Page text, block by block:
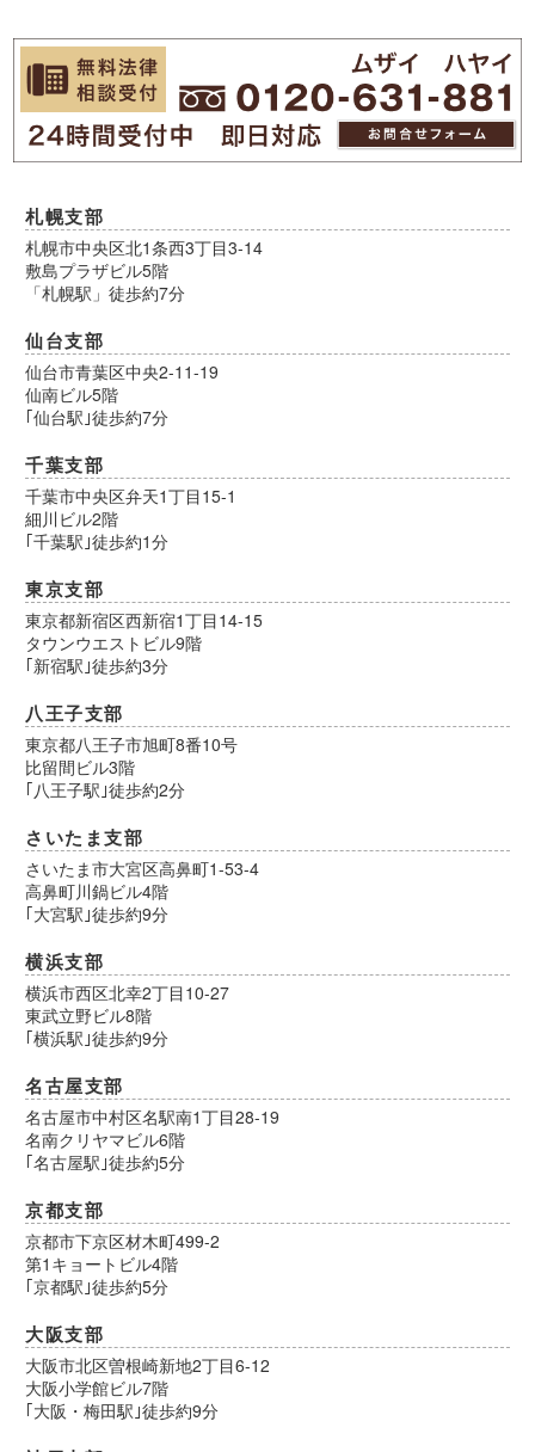
札幌支部
札幌市中央区北1条西3丁目3-14
敷島プラザビル5階
「札幌駅」徒歩約7分
仙台支部
仙台市青葉区中央2-11-19
仙南ビル5階
｢仙台駅｣徒歩約7分
千葉支部
千葉市中央区弁天1丁目15-1
細川ビル2階
｢千葉駅｣徒歩約1分
東京支部
東京都新宿区西新宿1丁目14-15
タウンウエストビル9階
｢新宿駅｣徒歩約3分
八王子支部
東京都八王子市旭町8番10号
比留間ビル3階
｢八王子駅｣徒歩約2分
さいたま支部
さいたま市大宮区高鼻町1-53-4
高鼻町川鍋ビル4階
｢大宮駅｣徒歩約9分
横浜支部
横浜市西区北幸2丁目10-27
東武立野ビル8階
｢横浜駅｣徒歩約9分
名古屋支部
名古屋市中村区名駅南1丁目28-19
名南クリヤマビル6階
｢名古屋駅｣徒歩約5分
京都支部
京都市下京区材木町499-2
第1キョートビル4階
｢京都駅｣徒歩約5分
大阪支部
大阪市北区曽根崎新地2丁目6-12
大阪小学館ビル7階
｢大阪・梅田駅｣徒歩約9分